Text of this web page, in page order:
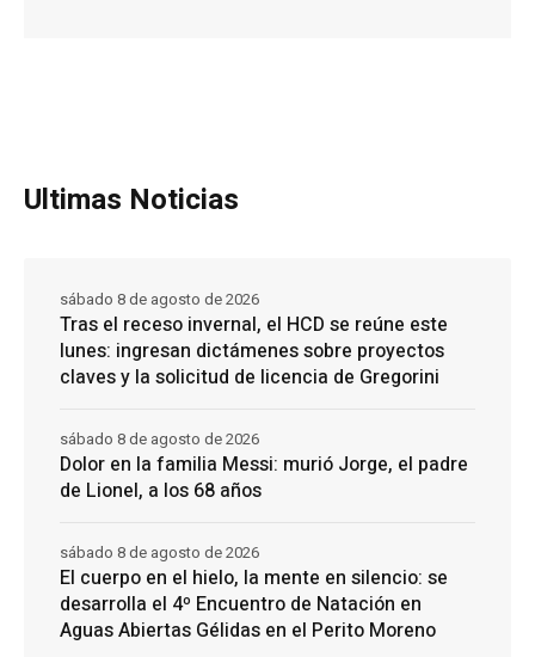
Ultimas Noticias
Tras el receso invernal, el HCD se reúne este
lunes: ingresan dictámenes sobre proyectos
claves y la solicitud de licencia de Gregorini
sábado 8 de agosto de 2026
Dolor en la familia Messi: murió Jorge, el padre
de Lionel, a los 68 años
sábado 8 de agosto de 2026
El cuerpo en el hielo, la mente en silencio: se
desarrolla el 4º Encuentro de Natación en
Aguas Abiertas Gélidas en el Perito Moreno
sábado 8 de agosto de 2026